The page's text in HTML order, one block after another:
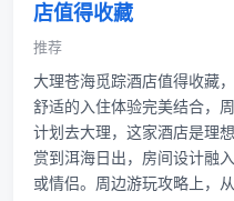
店值得收藏
推荐
大理苍海觅踪酒店值得收藏
舒适的入住体验完美结合，
计划去大理，这家酒店是理
赏到洱海日出，房间设计融
或情侣。周边游玩攻略上，